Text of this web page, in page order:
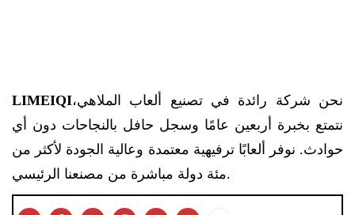
LIMEIQIنحن شركة رائدة في تصنيع ألعاب الملاهي،
نتمتع بخبرة أربعين عامًا وسجل حافل بالنجاحات دون أي
حوادث. نوفر ألعابًا ترفيهية معتمدة وعالية الجودة لأكثر من
مئة دولة مباشرة من مصنعنا الرئيسي.